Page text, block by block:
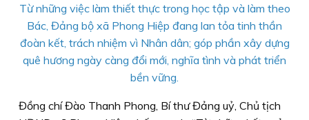
Từ những việc làm thiết thực trong học tập và làm theo
Bác, Đảng bộ xã Phong Hiệp đang lan tỏa tinh thần
đoàn kết, trách nhiệm vì Nhân dân; góp phần xây dựng
quê hương ngày càng đổi mới, nghĩa tình và phát triển
bền vững.
Đồng chí Đào Thanh Phong, Bí thư Đảng uỷ, Chủ tịch